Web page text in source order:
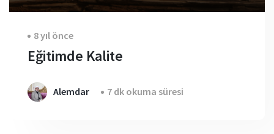
8 yıl önce
Eğitimde Kalite
Alemdar 7 dk okuma süresi